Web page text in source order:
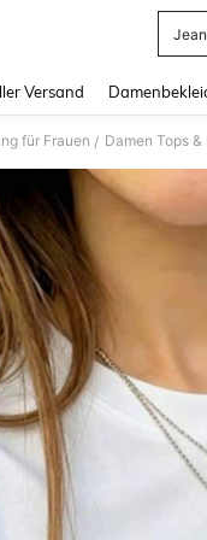
Versand
für Frauen / Damen Tops